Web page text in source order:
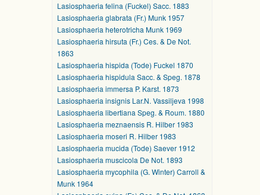
Lasiosphaeria felina (Fuckel) Sacc. 1883
Lasiosphaeria glabrata (Fr.) Munk 1957
Lasiosphaeria heterotricha Munk 1969
Lasiosphaeria hirsuta (Fr.) Ces. & De Not.
1863
Lasiosphaeria hispida (Tode) Fuckel 1870
Lasiosphaeria hispidula Sacc. & Speg. 1878
Lasiosphaeria immersa P. Karst. 1873
Lasiosphaeria insignis Lar.N. Vassiljeva 1998
Lasiosphaeria libertiana Speg. & Roum. 1880
Lasiosphaeria meznaensis R. Hilber 1983
Lasiosphaeria moseri R. Hilber 1983
Lasiosphaeria mucida (Tode) Saever 1912
Lasiosphaeria muscicola De Not. 1893
Lasiosphaeria mycophila (G. Winter) Carroll &
Munk 1964